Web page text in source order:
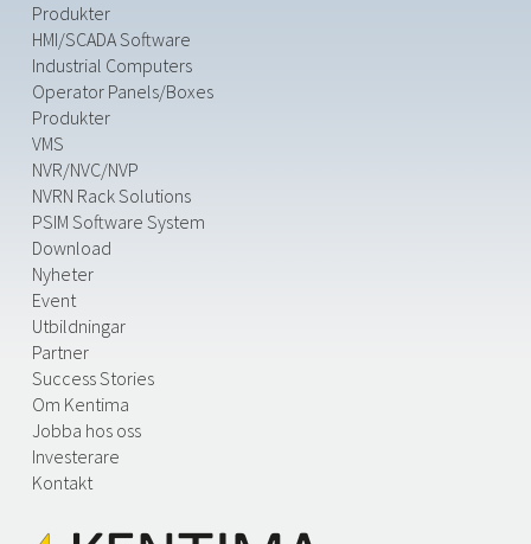
Produkter
HMI/SCADA Software
Industrial Computers
Operator Panels/Boxes
Produkter
VMS
NVR/NVC/NVP
NVRN Rack Solutions
PSIM Software System
Download
Nyheter
Event
Utbildningar
Partner
Success Stories
Om Kentima
Jobba hos oss
Investerare
Kontakt